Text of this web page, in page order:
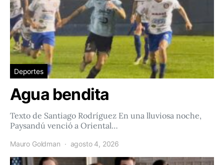
Deportes
Agua bendita
Texto de Santiago Rodríguez En una lluviosa noche,
Paysandú venció a Oriental…
Mauro Goldman agosto 4, 2026